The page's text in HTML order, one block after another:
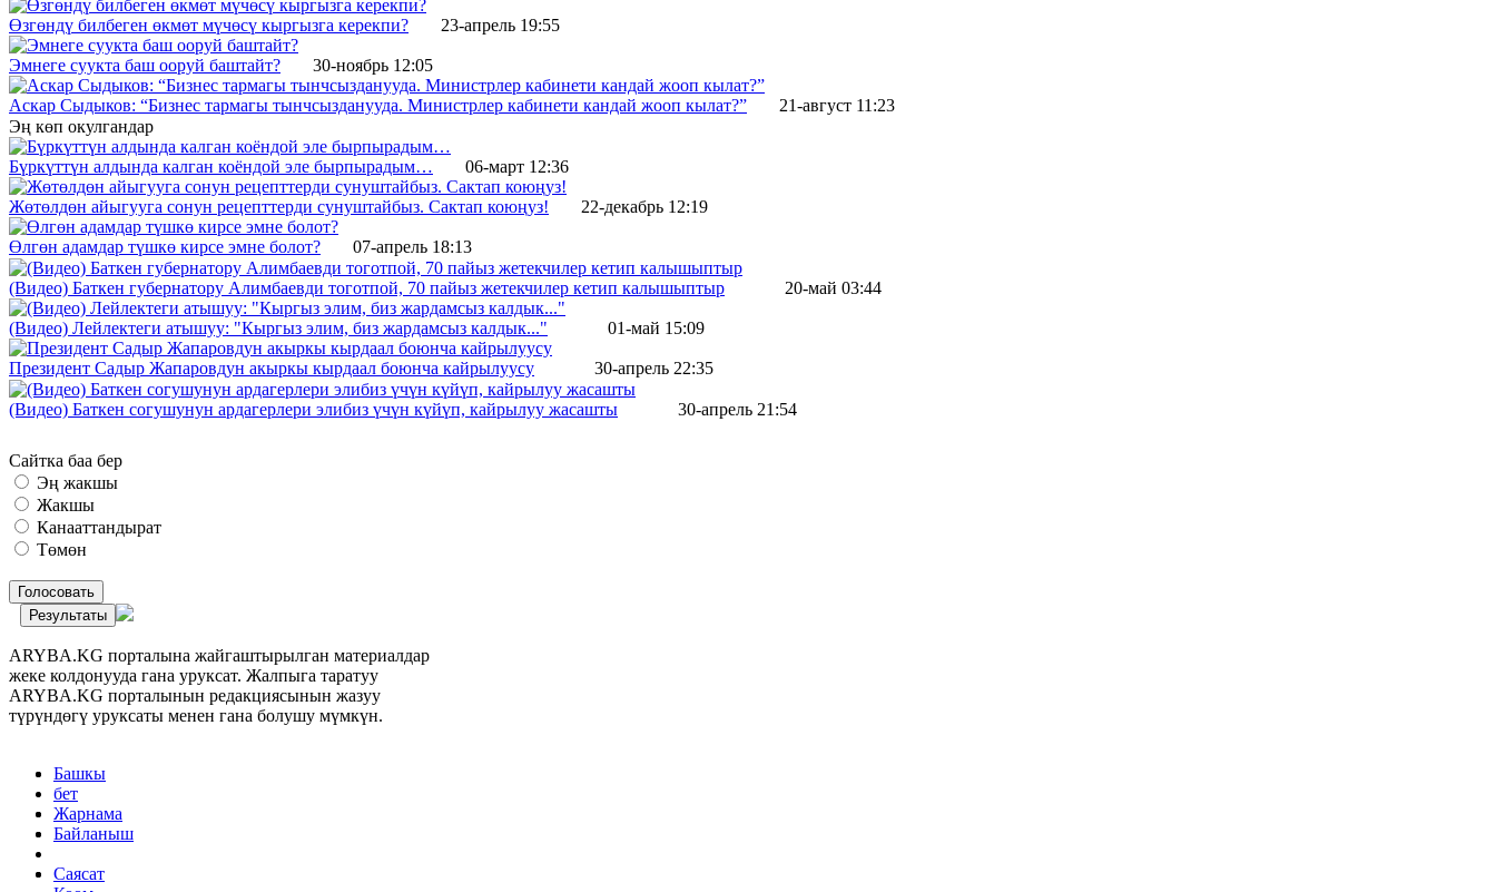
Өзгөндү билбеген өкмөт мүчөсү кыргызга керекпи? 23-апрель 19:55
Эмнеге суукта баш ооруй баштайт? 30-ноябрь 12:05
Аскар Сыдыков: “Бизнес тармагы тынчсызданууда. Министрлер кабинети кандай жооп кылат?”
21-август 11:23
Эң көп окулгандар
Бүркүттүн алдында калган коёндой эле бырпырадым… 06-март 12:36
Жөтөлдөн айыгууга сонун рецепттерди сунуштайбыз. Сактап коюңуз! 22-декабрь 12:19
Өлгөн адамдар түшкө кирсе эмне болот? 07-апрель 18:13
(Видео) Баткен губернатору Алимбаевди тоготпой, 70 пайыз жетекчилер кетип калышыптыр 20-май 03:44
(Видео) Лейлектеги атышуу: "Кыргыз элим, биз жардамсыз калдык..." 01-май 15:09
Президент Садыр Жапаровдун акыркы кырдаал боюнча кайрылуусу 30-апрель 22:35
(Видео) Баткен согушунун ардагерлери элибиз үчүн күйүп, кайрылуу жасашты 30-апрель 21:54
Сайтка баа бер
Эң жакшы
Жакшы
Канааттандырат
Төмөн
Голосовать
Результаты
ARYBA.KG порталына жайгаштырылган материалдар
жеке колдонууда гана уруксат. Жалпыга таратуу
ARYBA.KG порталынын редакциясынын жазуу
түрүндөгү уруксаты менен гана болушу мүмкүн.
Башкы
бет
Жарнама
Байланыш
Саясат